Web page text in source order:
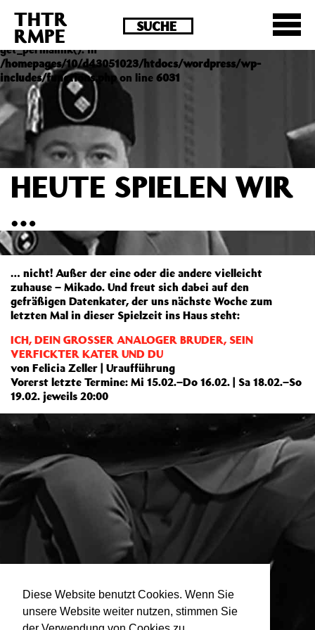
Diese Website benutzt Cookies. Wenn Sie
unsere Website weiter nutzen, stimmen Sie
Deprecated : Die Funktion post_permalink ist seit
Version 4.4.0 veraltet! Verwende stattdessen
get_permalink(). in
/homepages/10/d43051023/htdocs/wordpress/wp-
includes/functions.phpon line 6031
THTR
RMPE
HEUTE SPIELEN WIR
…
… nicht! Außer der eine oder die andere vielleicht
zuhause – Mikado. Und freut sich dabei auf den
gefräßigen Datenkater, der uns nächste Woche zum
letzten Mal in dieser Spielzeit ins Haus steht:
ICH, DEIN GROSSER ANALOGER BRUDER, SEIN
VERFICKTER KATER UND DU
von Felicia Zeller | Uraufführung
Vorerst letzte Termine: Mi 15.02.–Do 16.02. | Sa 18.02.–So
19.02. jeweils 20:00